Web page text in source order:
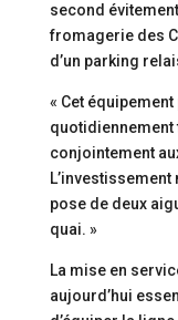
second
fromagerie des
d’un parking
« Cet
quotidiennement
conjointement
pose de deux
quai. »
La mise en
aujourd’hui